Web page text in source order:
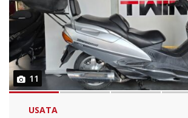
11
USATA